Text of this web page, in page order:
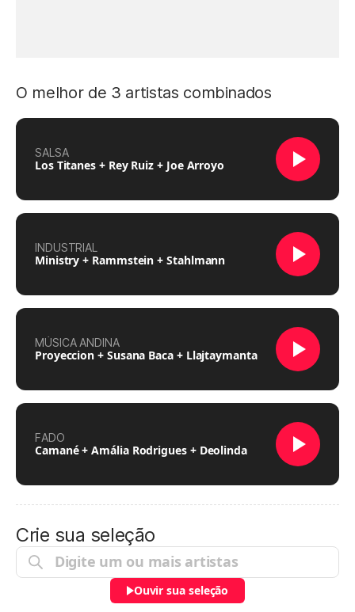
O melhor de 3 artistas combinados
SALSA
Los Titanes + Rey Ruiz + Joe Arroyo
INDUSTRIAL
Ministry + Rammstein + Stahlmann
MÚSICA ANDINA
Proyeccion + Susana Baca + Llajtaymanta
FADO
Camané + Amália Rodrigues + Deolinda
Crie sua seleção
Ouvir sua seleção